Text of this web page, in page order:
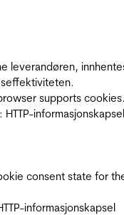
leverandøren,
supports
: HTTP-informasjonskapsel
consent state for
informasjonskapsel